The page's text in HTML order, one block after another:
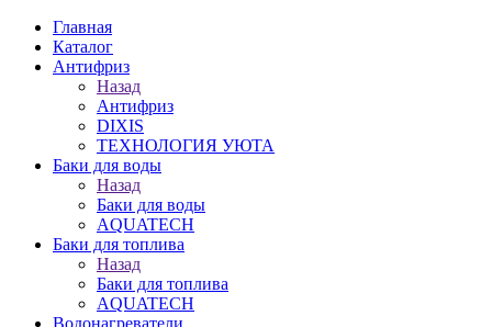
Главная
Каталог
Антифриз
Назад
Антифриз
DIXIS
ТЕХНОЛОГИЯ УЮТА
Баки для воды
Назад
Баки для воды
AQUATECH
Баки для топлива
Назад
Баки для топлива
AQUATECH
Водонагреватели